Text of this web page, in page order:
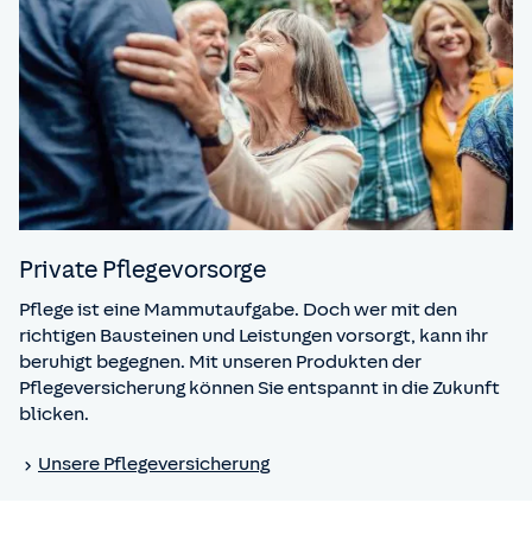
Private Pflege­vorsorge
Pflege ist eine Mammutaufgabe. Doch wer mit den
richtigen Bausteinen und Leistungen vorsorgt, kann ihr
beruhigt begegnen. Mit unseren Produkten der
Pflegeversicherung können Sie entspannt in die Zukunft
blicken.
Unsere Pflege­versicherung